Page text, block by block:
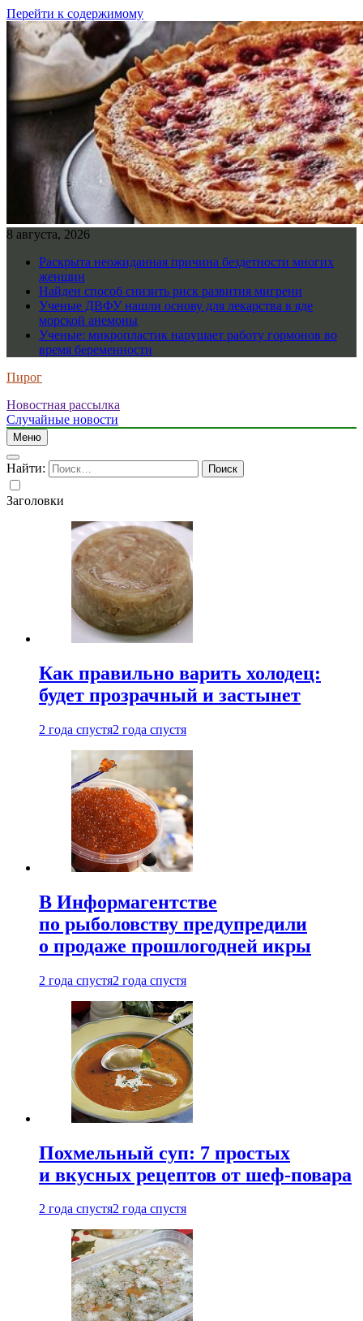
Перейти к содержимому
8 августа, 2026
Раскрыта неожиданная причина бездетности многих
женщин
Найден способ снизить риск развития мигрени
Ученые ДВФУ нашли основу для лекарства в яде
морской анемоны
Ученые: микропластик нарушает работу гормонов во
время беременности
Пирог
Новостная рассылка
Случайные новости
Меню
Найти:
Заголовки
Как правильно варить холодец:
будет прозрачный и застынет
2 года спустя2 года спустя
В Информагентстве
по рыболовству предупредили
о продаже прошлогодней икры
2 года спустя2 года спустя
Похмельный суп: 7 простых
и вкусных рецептов от шеф-повара
2 года спустя2 года спустя